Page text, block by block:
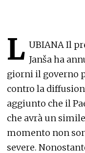
L UBIANA Il
Janša ha
giorni il governo
contro la
aggiunto che il
che avrà un
momento non
severe.